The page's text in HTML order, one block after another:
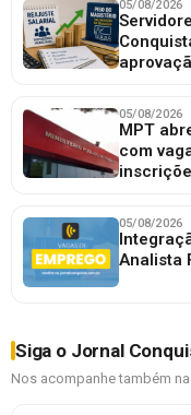
05/08/2026
05/08/2026
MPT
com
05/08/2026
Analista
Siga o Jornal
Nos acompanhe também